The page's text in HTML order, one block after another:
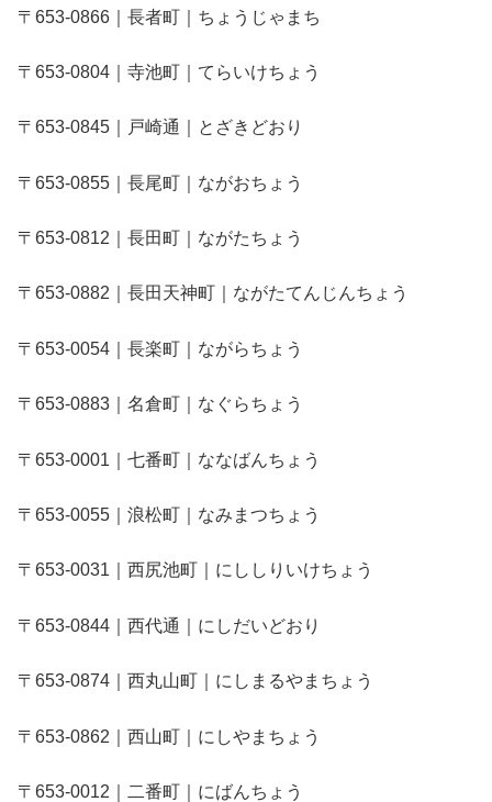
〒653-0866｜長者町｜ちょうじゃまち
〒653-0804｜寺池町｜てらいけちょう
〒653-0845｜戸崎通｜とざきどおり
〒653-0855｜長尾町｜ながおちょう
〒653-0812｜長田町｜ながたちょう
〒653-0882｜長田天神町｜ながたてんじんちょう
〒653-0054｜長楽町｜ながらちょう
〒653-0883｜名倉町｜なぐらちょう
〒653-0001｜七番町｜ななばんちょう
〒653-0055｜浪松町｜なみまつちょう
〒653-0031｜西尻池町｜にししりいけちょう
〒653-0844｜西代通｜にしだいどおり
〒653-0874｜西丸山町｜にしまるやまちょう
〒653-0862｜西山町｜にしやまちょう
〒653-0012｜二番町｜にばんちょう